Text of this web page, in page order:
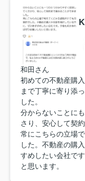
和田さん
初めての不動産購
まで丁寧に寄り添
した。
分からないことに
さり、安心して契
常にこちらの立場
した。不動産の購
すめしたい会社で
と思います。